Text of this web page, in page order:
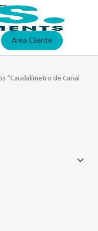
Area Cliente
“Caudalímetro de Canal